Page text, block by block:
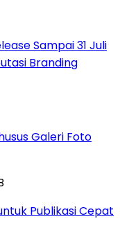
Sampai 31 Juli
Branding
Galeri Foto
Publikasi Cepat